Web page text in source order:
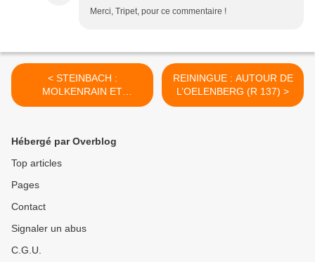
Merci, Tripet, pour ce commentaire !
< STEINBACH :
MOLKENRAIN ET
FREUNDSTEIN, EN HIVER
REININGUE : AUTOUR DE
L’OELENBERG (R 137) >
Hébergé par Overblog
Top articles
Pages
Contact
Signaler un abus
C.G.U.